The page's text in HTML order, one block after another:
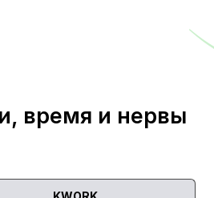
время и нервы